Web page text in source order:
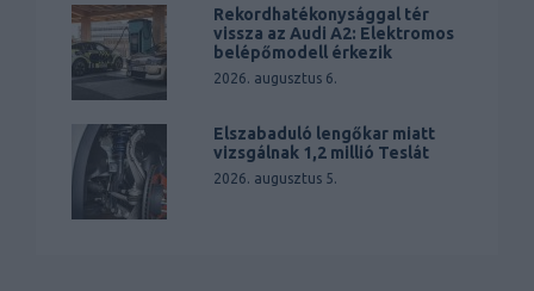
Rekordhatékonysággal tér
vissza az Audi A2: Elektromos
belépőmodell érkezik
2026. augusztus 6.
Elszabaduló lengőkar miatt
vizsgálnak 1,2 millió Teslát
2026. augusztus 5.